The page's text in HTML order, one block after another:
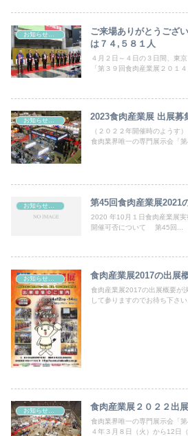
ご来場ありがとうござ
は７４,５８１人
４月２日～４日の３日間、東
「第３９回食肉産業展２０１
2023食肉産業展 出展募
（２０２２年開催時のようす
食肉業界唯一の専門展示会「
お知らせ＆最新ニュース 第45回食肉産業展2021
2020 年10月１日食肉産業展
開催可否について 第45回...
お知らせ＆最新ニュース 食肉産業展2017の出展
食肉産業展2017の出展概要が
して参りますのでお待ち下さい
食肉産業展２０２２出
食肉業界唯一の専門展示会「
４年３月８日（火）から12日